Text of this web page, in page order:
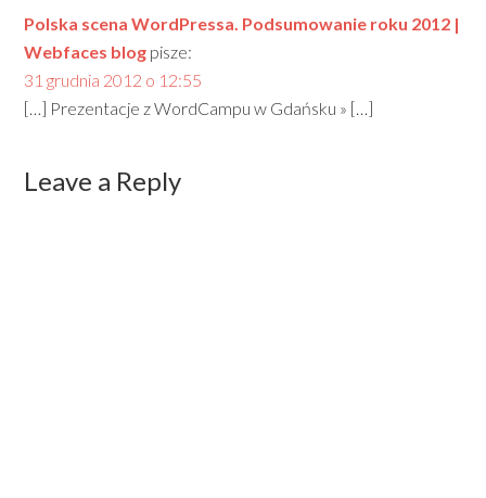
Polska scena WordPressa. Podsumowanie roku 2012 |
Webfaces blog pisze:
31 grudnia 2012 o 12:55
[…] Prezentacje z WordCampu w Gdańsku » […]
Leave a Reply